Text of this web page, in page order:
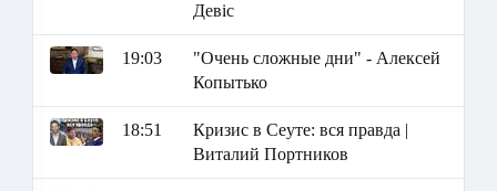
Девіс
19:03
"Очень сложные дни" - Алексей
Копытько
18:51
Кризис в Сеуте: вся правда |
Виталий Портников